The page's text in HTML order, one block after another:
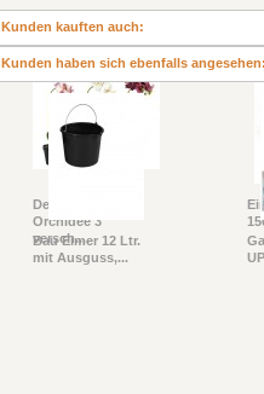
Kunden kauften auch:
Deko Pflanze
Orchidee 3
versch....
Kunden haben sich ebenfalls
Bau Eimer 12 Ltr.
mit Ausguss,...